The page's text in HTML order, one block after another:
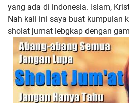
yang ada di indonesia. Islam,
Nah kali ini saya buat kumpulan
sholat jumat lebgkap dengan